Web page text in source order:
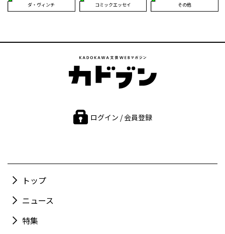
ダ・ヴィンチ コミックエッセイ その他
ログイン / 会員登録
トップ
ニュース
特集